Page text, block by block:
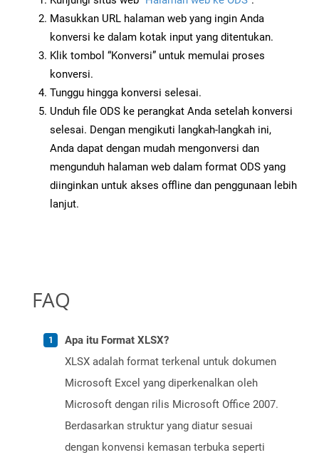
Masukkan URL halaman web yang ingin Anda
konversi ke dalam kotak input yang ditentukan.
Klik tombol “Konversi” untuk memulai proses
konversi.
Tunggu hingga konversi selesai.
Unduh file ODS ke perangkat Anda setelah konversi
selesai. Dengan mengikuti langkah-langkah ini,
Anda dapat dengan mudah mengonversi dan
mengunduh halaman web dalam format ODS yang
diinginkan untuk akses offline dan penggunaan lebih
lanjut.
FAQ
Apa itu Format XLSX?
XLSX adalah format terkenal untuk dokumen
Microsoft Excel yang diperkenalkan oleh
Microsoft dengan rilis Microsoft Office 2007.
Berdasarkan struktur yang diatur sesuai
dengan konvensi kemasan terbuka seperti